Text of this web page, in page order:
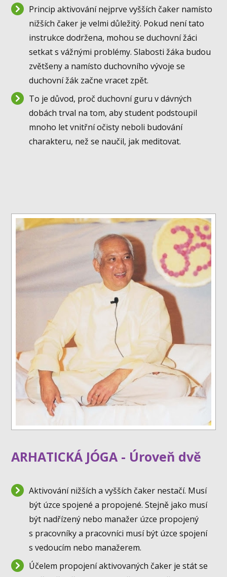
Princip aktivování nejprve vyšších čaker namísto
nižších čaker je velmi důležitý. Pokud není tato
instrukce dodržena, mohou se duchovní žáci
setkat s vážnými problémy. Slabosti žáka budou
zvětšeny a namísto duchovního vývoje se
duchovní žák začne vracet zpět.
To je důvod, proč duchovní guru v dávných
dobách trval na tom, aby student podstoupil
mnoho let vnitřní očisty neboli budování
charakteru, než se naučil, jak meditovat.
ARHATICKÁ JÓGA - Úroveň dvě
Aktivování nižších a vyšších čaker nestačí. Musí
být úzce spojené a propojené. Stejně jako musí
být nadřízený nebo manažer úzce propojený
s pracovníky a pracovníci musí být úzce spojení
s vedoucím nebo manažerem.
Účelem propojení aktivovaných čaker je stát se